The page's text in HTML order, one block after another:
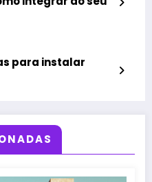
para instalar